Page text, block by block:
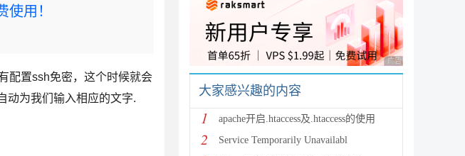
用！
配置ssh免密，这个时候就会
动为我们输入相应的文字.
广告 商业广告，理性
大家感兴趣的内容
1 apache开启.htaccess及.htaccess的使用
2 Service Temporarily Unavailabl